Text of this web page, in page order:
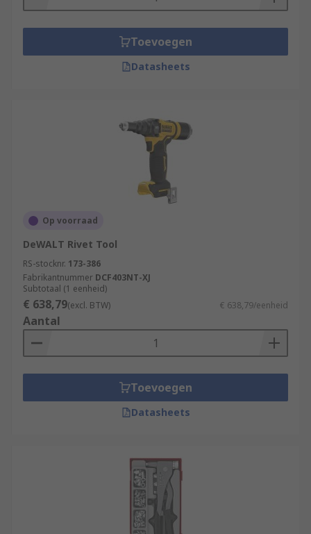
Toevoegen
Datasheets
Op voorraad
DeWALT Rivet Tool
RS-stocknr. 173-386
Fabrikantnummer DCF403NT-XJ
Subtotaal (1 eenheid)
€ 638,79(excl. BTW) € 638,79/eenheid
Aantal
Toevoegen
Datasheets